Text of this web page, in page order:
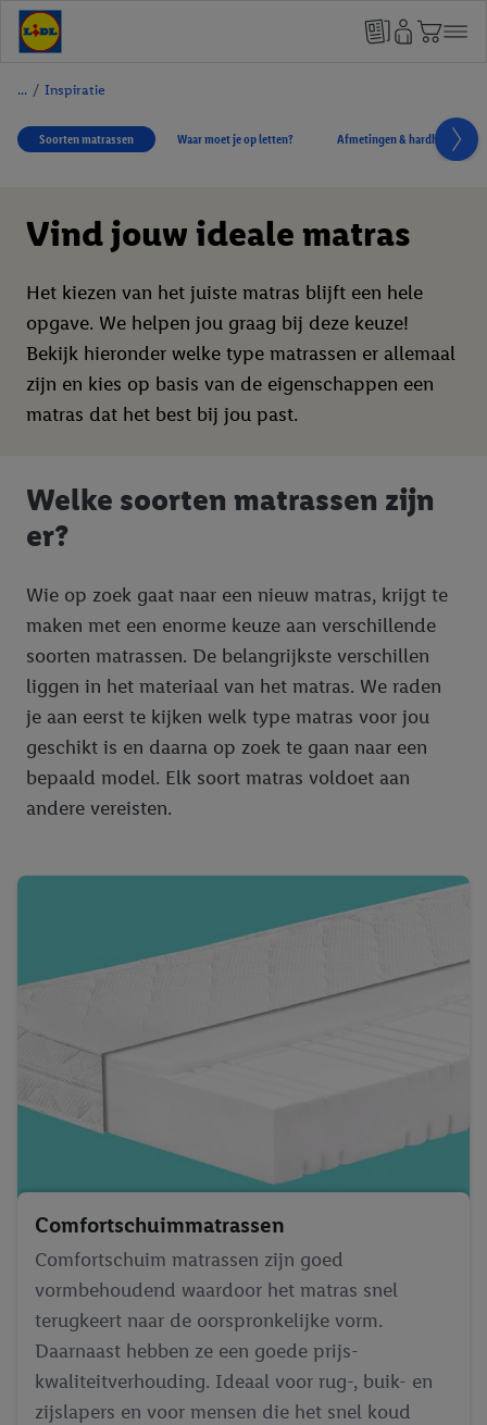
/ Inspiratie
Soorten matrassen Waar moet je op letten? Afmetingen & hardheden
Vind jouw ideale matras
Het kiezen van het juiste matras blijft een hele
opgave. We helpen jou graag bij deze keuze!
Bekijk hieronder welke type matrassen er allemaal
zijn en kies op basis van de eigenschappen een
matras dat het best bij jou past.
Welke soorten matrassen zijn
er?
Wie op zoek gaat naar een nieuw matras, krijgt te
maken met een enorme keuze aan verschillende
soorten matrassen. De belangrijkste verschillen
liggen in het materiaal van het matras. We raden
je aan eerst te kijken welk type matras voor jou
geschikt is en daarna op zoek te gaan naar een
bepaald model. Elk soort matras voldoet aan
andere vereisten.
Comfortschuim­matrassen
Comfortschuim matrassen zijn goed
vormbehoudend waardoor het matras snel
terugkeert naar de oorspronkelijke vorm.
Daarnaast hebben ze een goede prijs-
kwaliteitverhouding. Ideaal voor rug-, buik- en
zijslapers en voor mensen die het snel koud